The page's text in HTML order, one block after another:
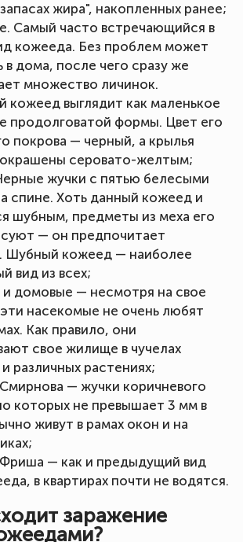
жира", накопленных ранее;
Самый часто встречающийся в
кожееда. Без проблем может
в дома, после чего сразу же
множество личинок.
кожеед выглядит как маленькое
продолговатой формы. Цвет его
покрова — черный, а крылья
серовато-желтым;
жучки с пятью белесыми
спине. Хоть данный кожеед и
шубным, предметы из меха его
— он предпочитает
Шубный кожеед — наиболее
вид из всех;
домовые — несмотря на свое
эти насекомые не очень любят
Как правило, они
свое жилище в чучелах
различных растениях;
— жучки коричневого
которых не превышает 3 мм в
живут в рамах окон и на
— как и предыдущий вид
в квартирах почти не водятся.
заражение